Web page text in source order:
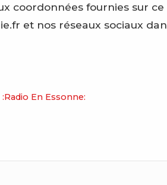
coordonnées fournies sur
et nos réseaux sociaux
En Essonne: